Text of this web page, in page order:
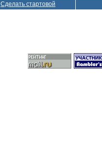
Сделать стартовой